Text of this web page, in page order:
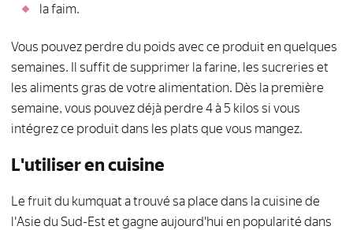
la faim.
Vous pouvez perdre du poids avec ce produit en quelques
semaines. Il suffit de supprimer la farine, les sucreries et
les aliments gras de votre alimentation. Dès la première
semaine, vous pouvez déjà perdre 4 à 5 kilos si vous
intégrez ce produit dans les plats que vous mangez.
L'utiliser en cuisine
Le fruit du kumquat a trouvé sa place dans la cuisine de
l'Asie du Sud-Est et gagne aujourd'hui en popularité dans